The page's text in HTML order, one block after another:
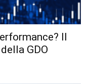
Il
GDO